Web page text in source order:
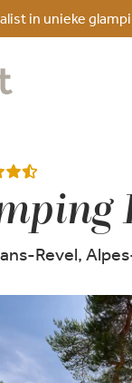
in unieke
Revel,